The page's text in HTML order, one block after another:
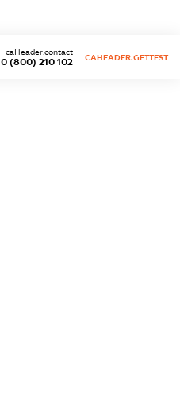
0 (800) 210 102
caHeader.contact
CAHEADER.GETTEST